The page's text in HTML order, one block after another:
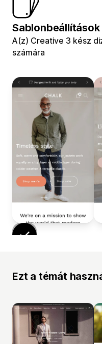
Sablonbeállítások
A(z) Creative 3 kész
számára
Ezt a témát